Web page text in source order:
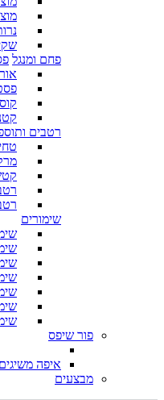
פחם ומנגל
רטבים
שימורים
פור שיפס
איפה
מבצעים